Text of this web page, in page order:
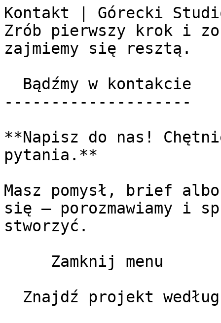
Kontakt |
Zrób pierwszy krok i
zajmiemy się resztą.
--------------------
**Napisz do nas!
pytania.**
Masz pomysł, brief
się – porozmawiamy i
stworzyć.